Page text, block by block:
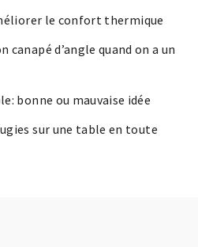
le confort thermique
d’angle quand on a un
bonne ou mauvaise idée
sur une table en toute